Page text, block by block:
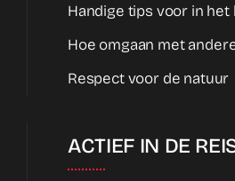
Handige tips voor in het
Hoe omgaan met
Respect voor de natuur
ACTIEF IN DE